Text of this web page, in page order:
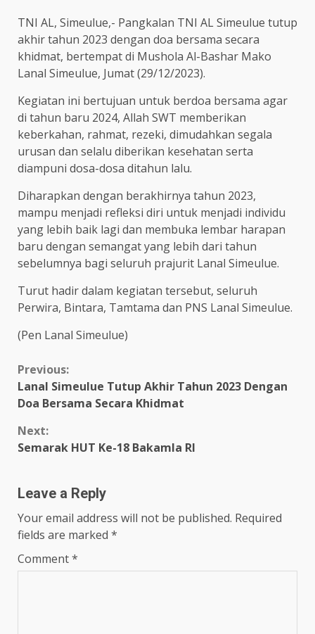
TNI AL, Simeulue,- Pangkalan TNI AL Simeulue tutup
akhir tahun 2023 dengan doa bersama secara
khidmat, bertempat di Mushola Al-Bashar Mako
Lanal Simeulue, Jumat (29/12/2023).
Kegiatan ini bertujuan untuk berdoa bersama agar
di tahun baru 2024, Allah SWT memberikan
keberkahan, rahmat, rezeki, dimudahkan segala
urusan dan selalu diberikan kesehatan serta
diampuni dosa-dosa ditahun lalu.
Diharapkan dengan berakhirnya tahun 2023,
mampu menjadi refleksi diri untuk menjadi individu
yang lebih baik lagi dan membuka lembar harapan
baru dengan semangat yang lebih dari tahun
sebelumnya bagi seluruh prajurit Lanal Simeulue.
Turut hadir dalam kegiatan tersebut, seluruh
Perwira, Bintara, Tamtama dan PNS Lanal Simeulue.
(Pen Lanal Simeulue)
Continue
Reading
Previous:
Lanal Simeulue Tutup Akhir Tahun 2023 Dengan
Doa Bersama Secara Khidmat
Next:
Semarak HUT Ke-18 Bakamla RI
Leave a Reply
Your email address will not be published. Required
fields are marked *
Comment*